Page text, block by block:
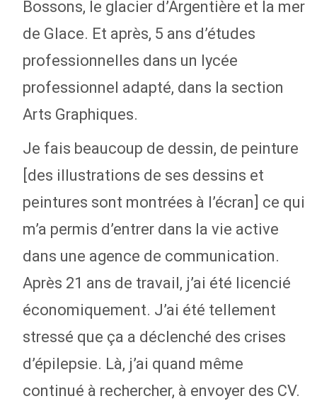
Bossons, le glacier d’Argentière et la mer
de Glace. Et après, 5 ans d’études
professionnelles dans un lycée
professionnel adapté, dans la section
Arts Graphiques.
Je fais beaucoup de dessin, de peinture
[des illustrations de ses dessins et
peintures sont montrées à l’écran] ce qui
m’a permis d’entrer dans la vie active
dans une agence de communication.
Après 21 ans de travail, j’ai été licencié
économiquement. J’ai été tellement
stressé que ça a déclenché des crises
d’épilepsie. Là, j’ai quand même
continué à rechercher, à envoyer des CV.